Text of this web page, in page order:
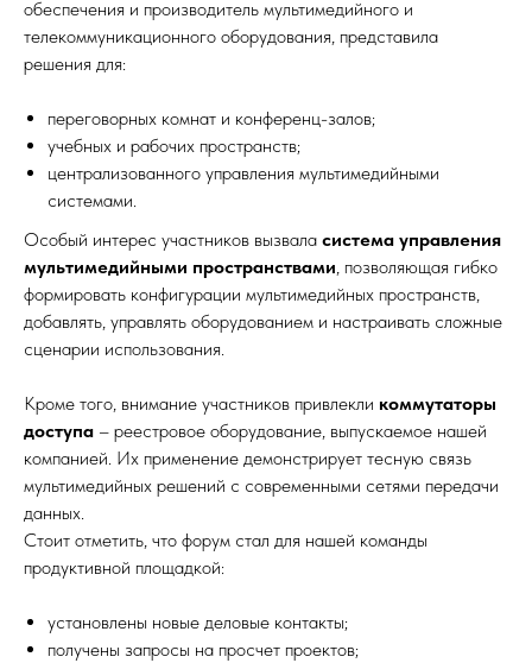
обеспечения и производитель мультимедийного и
телекоммуникационного оборудования, представила
решения для:
переговорных комнат и конференц-залов;
учебных и рабочих пространств;
централизованного управления мультимедийными
системами.
Особый интерес участников вызвала система управления
мультимедийными пространствами, позволяющая гибко
формировать конфигурации мультимедийных пространств,
добавлять, управлять оборудованием и настраивать сложные
сценарии использования.
Кроме того, внимание участников привлекли коммутаторы
доступа – реестровое оборудование, выпускаемое нашей
компанией. Их применение демонстрирует тесную связь
мультимедийных решений с современными сетями передачи
данных.
Стоит отметить, что форум стал для нашей команды
продуктивной площадкой:
установлены новые деловые контакты;
получены запросы на просчет проектов;